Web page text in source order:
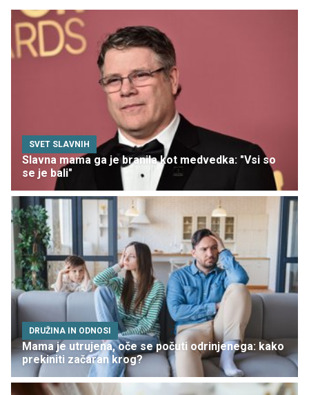
SVET SLAVNIH
Slavna mama ga je branila kot medvedka: "Vsi so
se je bali"
DRUŽINA IN ODNOSI
Mama je utrujena, oče se počuti odrinjenega: kako
prekiniti začaran krog?